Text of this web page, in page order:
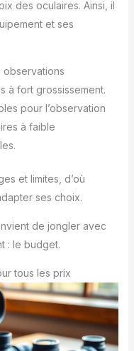
des oculaires. Ainsi, il
et ses
à fort grossissement.
pour l’observation
à faible
et limites, d’où
ses choix.
de jongler avec
: le budget.
tous les prix